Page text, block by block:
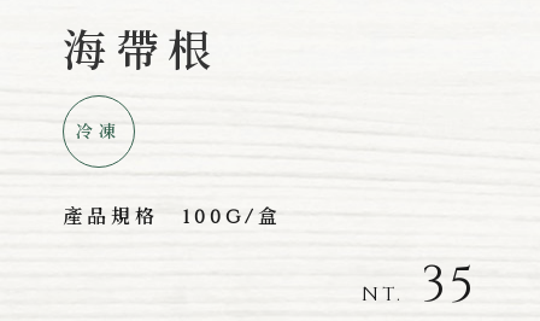
海帶根
冷凍
產品規格 100G/盒
NT. 35